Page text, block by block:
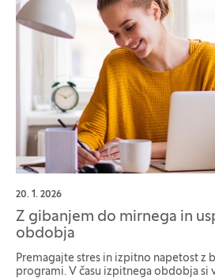
20. 1. 2026
Z gibanjem do mirnega in
obdobja
Premagajte stres in izpitno napetost z
programi. V času izpitnega obdobja si